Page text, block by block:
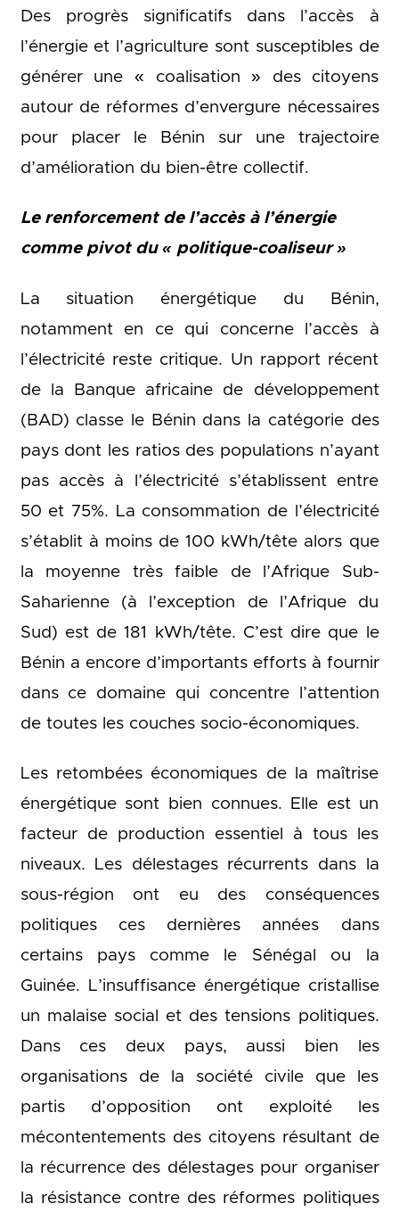
Des progrès significatifs dans l’accès à
l’énergie et l’agriculture sont susceptibles de
générer une « coalisation » des citoyens
autour de réformes d’envergure nécessaires
pour placer le Bénin sur une trajectoire
d’amélioration du bien-être collectif.
Le renforcement de l’accès à l’énergie
comme pivot du « politique-coaliseur »
La situation énergétique du Bénin,
notamment en ce qui concerne l’accès à
l’électricité reste critique. Un rapport récent
de la Banque africaine de développement
(BAD) classe le Bénin dans la catégorie des
pays dont les ratios des populations n’ayant
pas accès à l’électricité s’établissent entre
50 et 75%. La consommation de l’électricité
s’établit à moins de 100 kWh/tête alors que
la moyenne très faible de l’Afrique Sub-
Saharienne (à l’exception de l’Afrique du
Sud) est de 181 kWh/tête. C’est dire que le
Bénin a encore d’importants efforts à fournir
dans ce domaine qui concentre l’attention
de toutes les couches socio-économiques.
Les retombées économiques de la maîtrise
énergétique sont bien connues. Elle est un
facteur de production essentiel à tous les
niveaux. Les délestages récurrents dans la
sous-région ont eu des conséquences
politiques ces dernières années dans
certains pays comme le Sénégal ou la
Guinée. L’insuffisance énergétique cristallise
un malaise social et des tensions politiques.
Dans ces deux pays, aussi bien les
organisations de la société civile que les
partis d’opposition ont exploité les
mécontentements des citoyens résultant de
la récurrence des délestages pour organiser
la résistance contre des réformes politiques